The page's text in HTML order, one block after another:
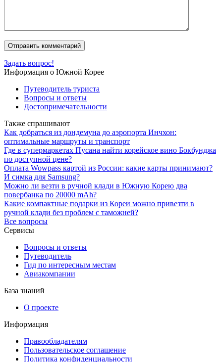
Задать вопрос!
Информация о Южной Корее
Путеводитель туриста
Вопросы и ответы
Достопримечательности
Также спрашивают
Как добраться из дондемуна до аэропорта Инчхон:
оптимальные маршруты и транспорт
Где в супермаркетах Пусана найти корейское вино Бокбунджа
по доступной цене?
Оплата Wowpass картой из России: какие карты принимают?
И симка для Samsung?
Можно ли везти в ручной клади в Южную Корею два
повербанка по 20000 mAh?
Какие компактные подарки из Кореи можно привезти в
ручной клади без проблем с таможней?
Все вопросы
Сервисы
Вопросы и ответы
Путеводитель
Гид по интересным местам
Авиакомпании
База знаний
О проекте
Информация
Правообладателям
Пользовательское соглашение
Политика конфиденциальности